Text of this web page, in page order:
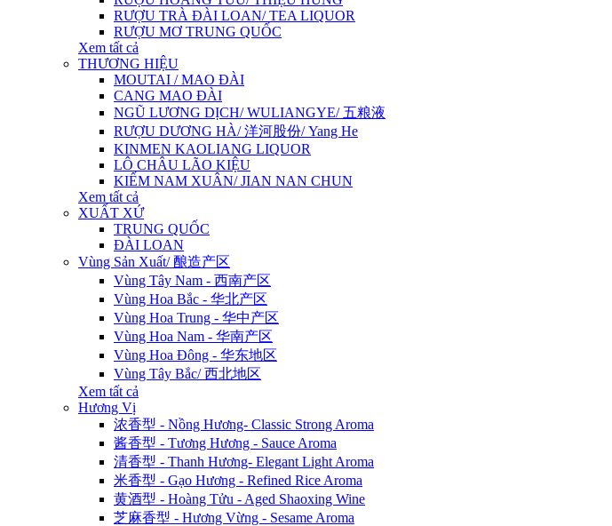
RƯỢU TRÀ ĐÀI LOAN/ TEA LIQUOR
RƯỢU MƠ TRUNG QUỐC
Xem tất cả
THƯƠNG HIỆU
MOUTAI / MAO ĐÀI
CANG MAO ĐÀI
NGŨ LƯƠNG DỊCH/ WULIANGYE/ 五粮液
RƯỢU DƯƠNG HÀ/ 洋河股份/ Yang He
KINMEN KAOLIANG LIQUOR
LÔ CHÂU LÃO KIỆU
KIẾM NAM XUÂN/ JIAN NAN CHUN
Xem tất cả
XUẤT XỨ
TRUNG QUỐC
ĐÀI LOAN
Vùng Sản Xuất/ 酿造产区
Vùng Tây Nam - 西南产区
Vùng Hoa Bắc - 华北产区
Vùng Hoa Trung - 华中产区
Vùng Hoa Nam - 华南产区
Vùng Hoa Đông - 华东地区
Vùng Tây Bắc/ 西北地区
Xem tất cả
Hương Vị
浓香型 - Nồng Hương- Classic Strong Aroma
酱香型 - Tương Hương - Sauce Aroma
清香型 - Thanh Hương- Elegant Light Aroma
米香型 - Gạo Hương - Refined Rice Aroma
黄酒型 - Hoàng Tửu - Aged Shaoxing Wine
芝麻香型 - Hương Vừng - Sesame Aroma